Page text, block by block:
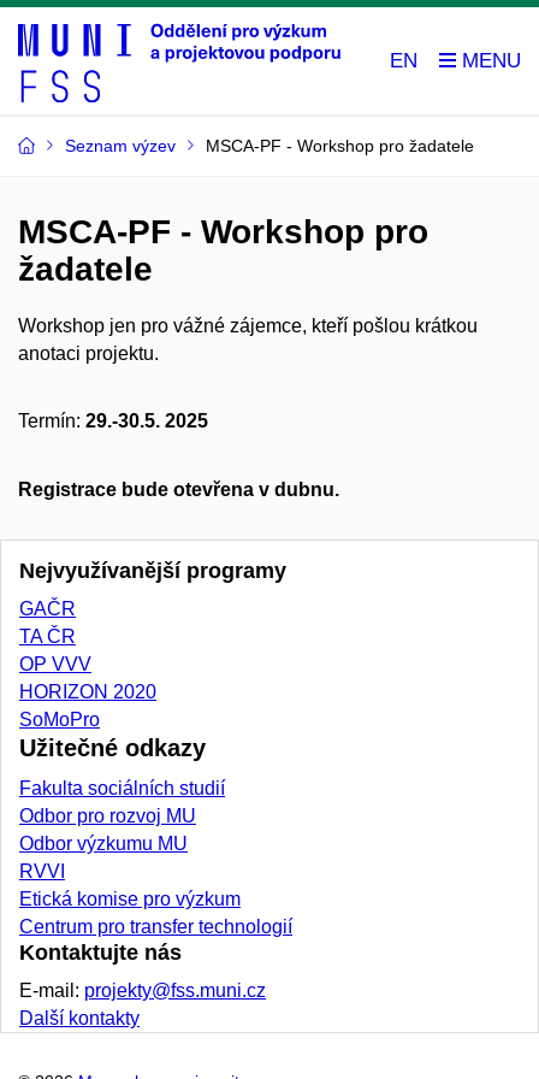
EN
Seznam výzev MSCA-PF - Workshop pro žadatele
MSCA-PF - Workshop pro
žadatele
Workshop jen pro vážné zájemce, kteří pošlou krátkou
anotaci projektu.
Termín: 29.-30.5. 2025
Registrace bude otevřena v dubnu.
Nejvyužívanější programy
GAČR
TA ČR
OP VVV
HORIZON 2020
SoMoPro
Užitečné odkazy
Fakulta sociálních studií
Odbor pro rozvoj MU
Odbor výzkumu MU
RVVI
Etická komise pro výzkum
Centrum pro transfer technologií
Kontaktujte nás
E-mail: projekty@fss.muni.cz
Další kontakty